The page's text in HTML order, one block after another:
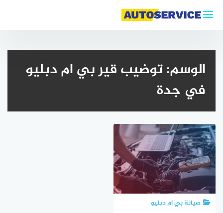
الوسم:توضيب قير بي ام دبليو
في جدة
صيانة بي ام دبليو